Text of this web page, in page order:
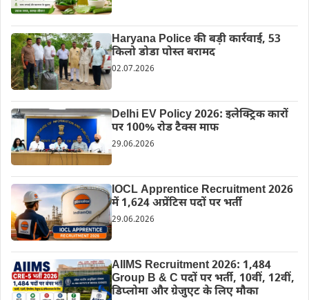
Haryana Police की बड़ी कार्रवाई, 53
किलो डोडा पोस्त बरामद
02.07.2026
Delhi EV Policy 2026: इलेक्ट्रिक कारों
पर 100% रोड टैक्स माफ
29.06.2026
IOCL Apprentice Recruitment 2026
में 1,624 अप्रेंटिस पदों पर भर्ती
29.06.2026
AIIMS Recruitment 2026: 1,484
Group B & C पदों पर भर्ती, 10वीं, 12वीं,
डिप्लोमा और ग्रेजुएट के लिए मौका